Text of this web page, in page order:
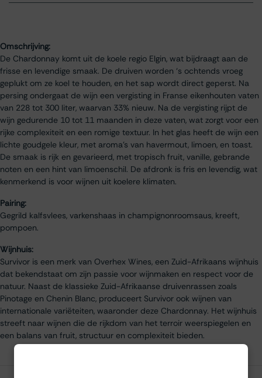
Omschrijving:
De Chardonnay komt uit de koele regio Elgin, wat bijdraagt aan de
frisse en levendige smaak. De druiven worden ‘s ochtends vroeg
geplukt om ze koel te houden, en het sap wordt direct geperst. Na
persing ondergaat de wijn een vergisting in Franse eikenhouten vaten
van 228 tot 300 liter, waarvan 33% nieuw. Na de vergisting rijpt de
wijn gedurende 10 tot 11 maanden in deze vaten, wat zorgt voor een
rijke complexiteit en een romige textuur. In het glas heeft de wijn een
lichte goudgele kleur, met aroma’s van havermout, limoen, en toast.
De smaak is rijk en gevarieerd, met tropisch fruit, vanille, gebrande
noten en een hint van limoenschil. De afdronk is fris en levendig, wat
kenmerkend is voor wijnen uit koelere klimaten.
Pairing:
Gegrild kalfsvlees, varkenshaas in champignonroomsaus, kreeft,
pompoen.
Wijnhuis:
Survivor is een merk van Overhex Wines, een Zuid-Afrikaans wijnhuis
dat bekendstaat om zijn passie voor wijnmaken en respect voor de
natuur. Naast de klassieke Zuid-Afrikaanse druivenrassen zoals
Pinotage en Chenin Blanc, produceert Survivor ook wijnen van
internationale variëteiten, waaronder deze Chardonnay. Het wijnhuis
streeft naar wijnen die de rijkdom van het terroir weerspiegelen en
een balans van fruit, structuur en complexiteit bieden.